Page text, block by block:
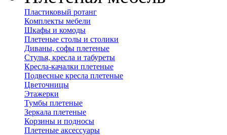
Пластиковый ротанг
Комплекты мебели
Шкафы и комоды
Плетеные столы и столики
Диваны, софы плетеные
Стулья, кресла и табуреты
Кресла-качалки плетеные
Подвесные кресла плетеные
Цветочницы
Этажерки
Тумбы плетеные
Зеркала плетеные
Корзины и подносы
Плетеные аксессуары